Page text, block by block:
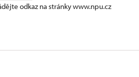
odkaz na stránky www.npu.cz